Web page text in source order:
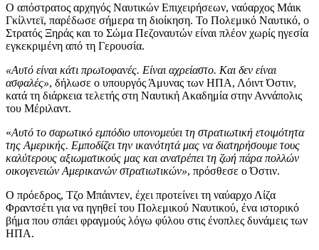
Ο απόστρατος αρχηγός Ναυτικών Επιχειρήσεων, ναύαρχος Μάικ
Γκίλντεϊ, παρέδωσε σήμερα τη διοίκηση. Το Πολεμικό Ναυτικό, ο
Στρατός Ξηράς και το Σώμα Πεζοναυτών είναι πλέον χωρίς ηγεσία
εγκεκριμένη από τη Γερουσία.
«Αυτό είναι κάτι πρωτοφανές. Είναι αχρείαστο. Και δεν είναι
ασφαλές», δήλωσε ο υπουργός Άμυνας των ΗΠΑ, Λόιντ Όστιν,
κατά τη διάρκεια τελετής στη Ναυτική Ακαδημία στην Αννάπολις
του Μέριλαντ.
«Αυτό το σαρωτικό εμπόδιο υπονομεύει τη στρατιωτική ετοιμότητα
της Αμερικής. Εμποδίζει την ικανότητά μας να διατηρήσουμε τους
καλύτερους αξιωματικούς μας και ανατρέπει τη ζωή πάρα πολλών
οικογενειών Αμερικανών στρατιωτικών», πρόσθεσε ο Όστιν.
Ο πρόεδρος, Τζο Μπάιντεν, έχει προτείνει τη ναύαρχο Λίζα
Φραντσέτι για να ηγηθεί του Πολεμικού Ναυτικού, ένα ιστορικό
βήμα που σπάει φραγμούς λόγω φύλου στις ένοπλες δυνάμεις των
ΗΠΑ.